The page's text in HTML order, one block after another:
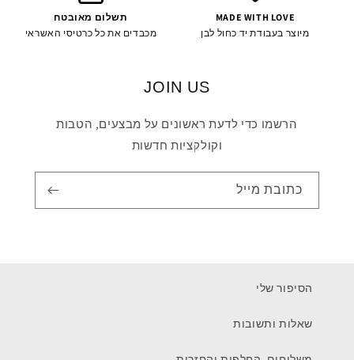
MADE WITH LOVE
מיוצר בעבודת יד כחול לבן
תשלום מאובטח
מכבדים את כל כרטיסי האשראי
JOIN US
הרשמו כדי לדעת ראשונים על מבצעים, הטבות
וקולקציות חדשות
כתובת מייל
הסיפור שלי
שאלות ותשובות